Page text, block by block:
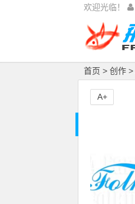
欢迎光临！
首页 > 创作 >
A+